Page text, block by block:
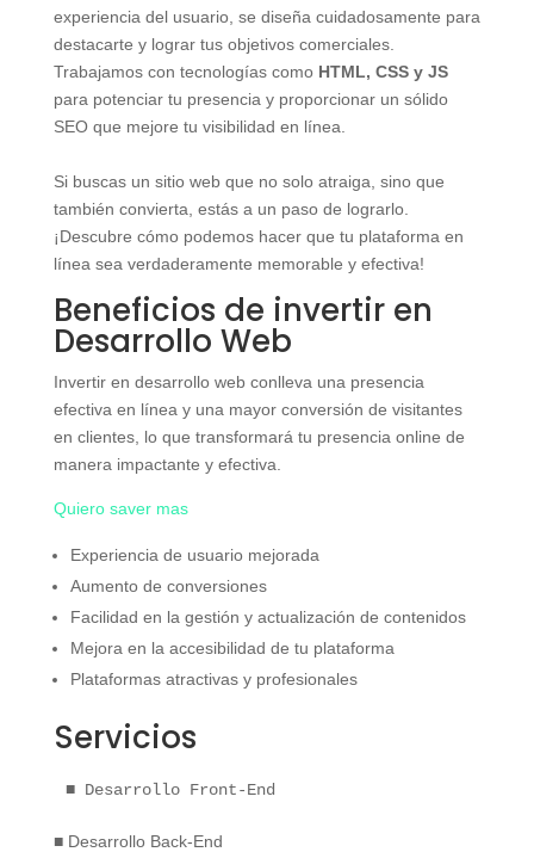
experiencia del usuario, se diseña cuidadosamente para
destacarte y lograr tus objetivos comerciales.
Trabajamos con tecnologías como HTML, CSS y JS
para potenciar tu presencia y proporcionar un sólido
SEO que mejore tu visibilidad en línea.
Si buscas un sitio web que no solo atraiga, sino que
también convierta, estás a un paso de lograrlo.
¡Descubre cómo podemos hacer que tu plataforma en
línea sea verdaderamente memorable y efectiva!
Beneficios de invertir en
Desarrollo Web
Invertir en desarrollo web conlleva una presencia
efectiva en línea y una mayor conversión de visitantes
en clientes, lo que transformará tu presencia online de
manera impactante y efectiva.
Quiero saver mas
Experiencia de usuario mejorada
Aumento de conversiones
Facilidad en la gestión y actualización de contenidos
Mejora en la accesibilidad de tu plataforma
Plataformas atractivas y profesionales
Servicios
■ Desarrollo Front-End
■ Desarrollo Back-End